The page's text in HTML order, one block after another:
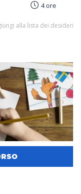
4 ore
alla lista dei desideri